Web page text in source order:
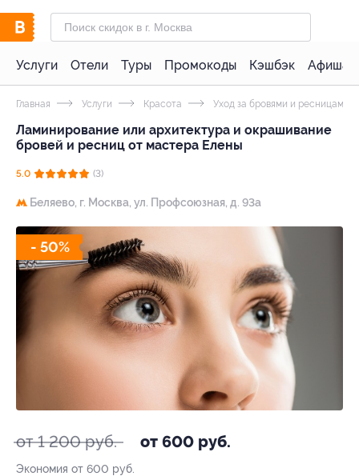
Услуги Отели Туры Промокоды Кэшбэк Афиша
Главная Услуги Красота Уход за бровями и ресницами
Ламинирование или архитектура и окрашивание
бровей и ресниц от мастера Елены
5.0 (3)
Беляево, г. Москва, ул. Профсоюзная, д. 93а
- 50%
от 1 200 руб. от 600 руб.
Экономия от 600 руб.